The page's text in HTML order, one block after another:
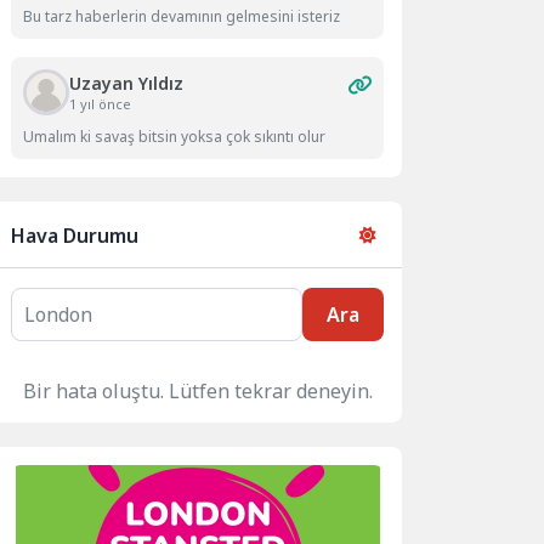
Bu tarz haberlerin devamının gelmesini isteriz
Uzayan Yıldız
1 yıl önce
Umalım ki savaş bitsin yoksa çok sıkıntı olur
Hava Durumu
Ara
Bir hata oluştu. Lütfen tekrar deneyin.